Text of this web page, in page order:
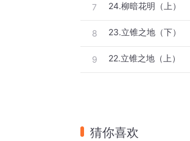
7 24.柳暗花明（上）
8 23.立锥之地（下）
9 22.立锥之地（上）
猜你喜欢